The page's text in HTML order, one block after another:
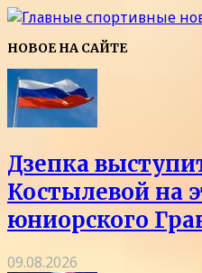
НОВОЕ НА САЙТЕ
Дзепка
Костылевой на
юниорского
09.08.2026